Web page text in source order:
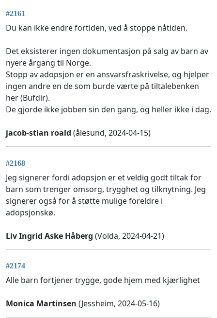
#2161
Du kan ikke endre fortiden, ved å stoppe nåtiden.
Det eksisterer ingen dokumentasjon på salg av barn av
nyere årgang til Norge.
Stopp av adopsjon er en ansvarsfraskrivelse, og hjelper
ingen andre en de som burde værte på tiltalebenken
her (Bufdir).
De gjorde ikke jobben sin den gang, og heller ikke i dag.
jacob-stian roald (ålesund, 2024-04-15)
#2168
Jeg signerer fordi adopsjon er et veldig godt tiltak for
barn som trenger omsorg, trygghet og tilknytning. Jeg
signerer også for å støtte mulige foreldre i
adopsjonskø.
Liv Ingrid Aske Håberg (Volda, 2024-04-21)
#2174
Alle barn fortjener trygge, gode hjem med kjærlighet
Monica Martinsen (Jessheim, 2024-05-16)